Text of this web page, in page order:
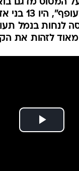
שכונה "מבצר
לנחות בנמל
לזהות את